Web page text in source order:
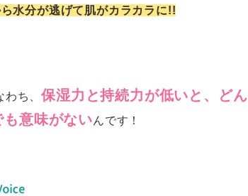
水分が逃げて肌がカラカラに!!
わち、保湿力と持続力が低いと、どん
意味がないんです！